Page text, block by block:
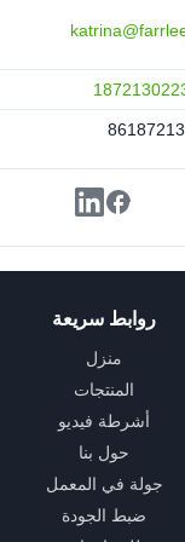
روابط سريعة
منزل
المنتجات
أشرطة فيديو
حول بنا
جولة في المعمل
ضبط الجودة